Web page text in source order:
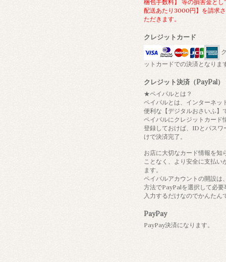
梱包手数料】 等の損害金とし
配送あたり3000円】を請求
ただきます。
クレジットカード
ットカードでの決済となりま
クレジット決済（PayPal）
★ペイパルとは？
ペイパルとは、インターネッ
便利な【デジタルおさいふ】
ペイパルにクレジットカード
登録しておけば、IDとパスワ
けで決済完了。
お店に大切なカード情報を知
ことなく、より安全に支払い
ます。
ペイパルアカウントの開設は
方法でPayPalを選択して必要
入力するだけなのでかんたん
PayPay
PayPay決済になります。